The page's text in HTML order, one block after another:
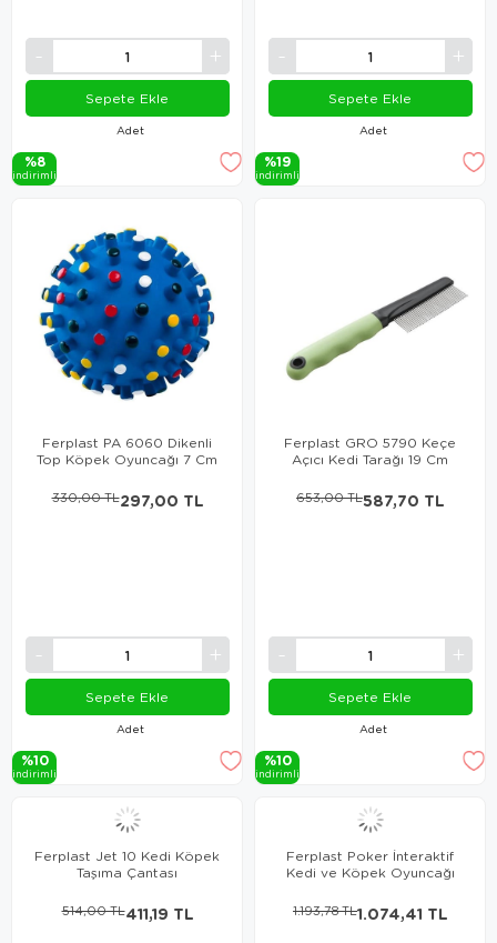
Adet
Sepete Ekle
%8
i̇ndi̇ri̇mli̇
Adet
Sepete Ekle
%19
i̇ndi̇ri̇mli̇
Ferplast PA 6060 Dikenli
Top Köpek Oyuncağı 7 Cm
Adet
297,00 TL
330,00 TL
Sepete Ekle
%10
i̇ndi̇ri̇mli̇
Ferplast GRO 5790 Keçe
Açıcı Kedi Tarağı 19 Cm
Adet
587,70 TL
653,00 TL
Sepete Ekle
%10
i̇ndi̇ri̇mli̇
Ferplast Jet 10 Kedi Köpek
Taşıma Çantası
411,19 TL
514,00 TL
Ferplast Poker İnteraktif
Kedi ve Köpek Oyuncağı
1.074,41 TL
1.193,78 TL